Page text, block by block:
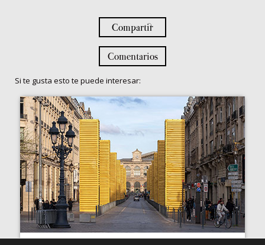
Compartir
Comentarios
Si te gusta esto te puede interesar: